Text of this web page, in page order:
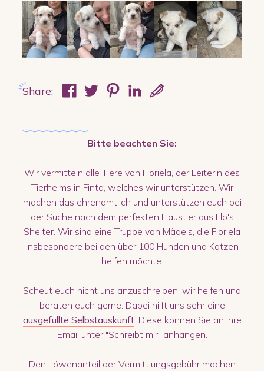
Share:
Bitte beachten Sie:
Wir vermitteln alle Tiere von Floriela, der Leiterin des
Tierheims in Finta, welches wir unterstützen. Wir
machen das ehrenamtlich und unterstützen euch bei
der Suche nach dem perfekten Haustier aus Flo's
Shelter. Wir sind eine Truppe von Mädels, die Floriela
insbesondere bei den über 100 Hunden und Katzen
helfen möchte.
Scheut euch nicht uns anzuschreiben, wir helfen und
beraten euch gerne. Dabei hilft uns sehr eine
ausgefüllte Selbstauskunft. Diese können Sie an Ihre
Email unter "Schreibt mir" anhängen.
Den Löwenanteil der Vermittlungsgebühr machen